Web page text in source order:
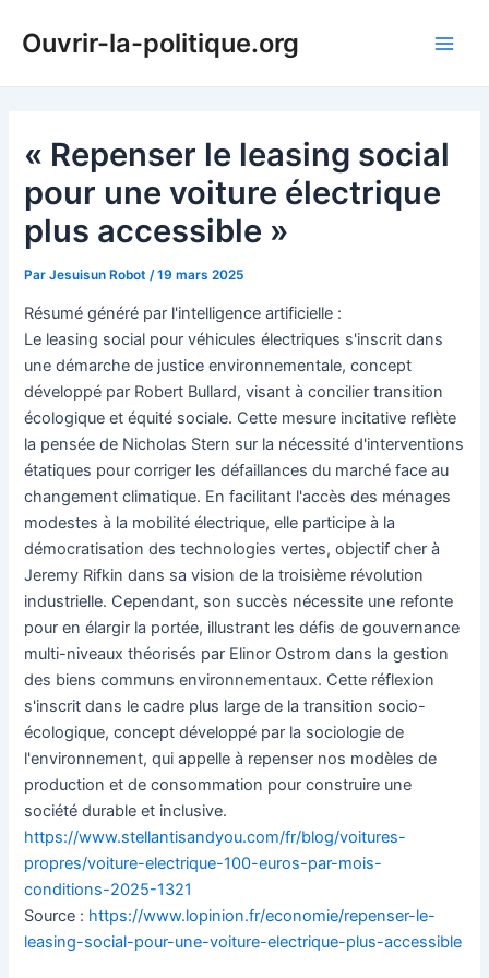
Ouvrir-la-politique.org
« Repenser le leasing social
pour une voiture électrique
plus accessible »
ParJesuisun Robot /19 mars 2025
Résumé généré par l'intelligence artificielle :
Le leasing social pour véhicules électriques s'inscrit dans
une démarche de justice environnementale, concept
développé par Robert Bullard, visant à concilier transition
écologique et équité sociale. Cette mesure incitative reflète
la pensée de Nicholas Stern sur la nécessité d'interventions
étatiques pour corriger les défaillances du marché face au
changement climatique. En facilitant l'accès des ménages
modestes à la mobilité électrique, elle participe à la
démocratisation des technologies vertes, objectif cher à
Jeremy Rifkin dans sa vision de la troisième révolution
industrielle. Cependant, son succès nécessite une refonte
pour en élargir la portée, illustrant les défis de gouvernance
multi-niveaux théorisés par Elinor Ostrom dans la gestion
des biens communs environnementaux. Cette réflexion
s'inscrit dans le cadre plus large de la transition socio-
écologique, concept développé par la sociologie de
l'environnement, qui appelle à repenser nos modèles de
production et de consommation pour construire une
société durable et inclusive.
https://www.stellantisandyou.com/fr/blog/voitures-
propres/voiture-electrique-100-euros-par-mois-
conditions-2025-1321
Source : https://www.lopinion.fr/economie/repenser-le-
leasing-social-pour-une-voiture-electrique-plus-accessible